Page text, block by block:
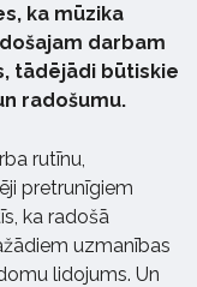
ka mūzika
darbam
tādējādi būtiskie
radošumu.
rutīnu,
pretrunīgiem
ka radošā
uzmanības
lidojums. Un